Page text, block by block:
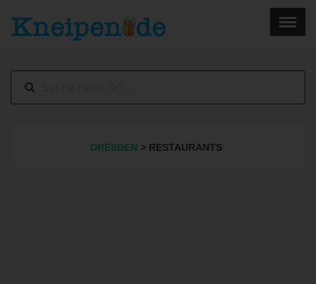
DRESDEN > RESTAURANTS
Menu ×
Impressum